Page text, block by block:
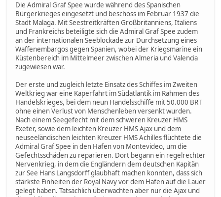
Die Admiral Graf Spee wurde während des Spanischen
Bürgerkrieges eingesetzt und beschoss im Februar 1937 die
Stadt Malaga. Mit Seestreitkräften Großbritanniens, Italiens
und Frankreichs beteiligte sich die Admiral Graf Spee zudem
an der internationalen Seeblockade zur Durchsetzung eines
Waffenembargos gegen Spanien, wobei der Kriegsmarine ein
Küstenbereich im Mittelmeer zwischen Almeria und Valencia
zugewiesen war.
Der erste und zugleich letzte Einsatz des Schiffes im Zweiten
Weltkrieg war eine Kaperfahrt im Südatlantik im Rahmen des
Handelskrieges, bei dem neun Handelsschiffe mit 50.000 BRT
ohne einen Verlust von Menschenleben versenkt wurden.
Nach einem Seegefecht mit dem schweren Kreuzer HMS
Exeter, sowie dem leichten Kreuzer HMS Ajax und dem
neuseeländischen leichten Kreuzer HMS Achilles flüchtete die
Admiral Graf Spee in den Hafen von Montevideo, um die
Gefechtsschäden zu reparieren. Dort begann ein regelrechter
Nervenkrieg, in dem die Engländern dem deutschen Kapitän
zur See Hans Langsdorff glaubhaft machen konnten, dass sich
stärkste Einheiten der Royal Navy vor dem Hafen auf die Lauer
gelegt haben. Tatsächlich überwachten aber nur die Ajax und